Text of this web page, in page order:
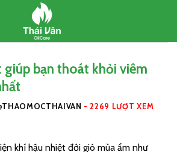
bạn thoát khỏi viêm
-2269 LƯỢT XEM
khí hậu nhiệt đới gió mùa ẩm như